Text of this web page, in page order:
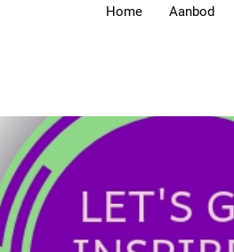
Home Aanbod
Ondernemersbegeleiding
Zaakvoerder Opleiding